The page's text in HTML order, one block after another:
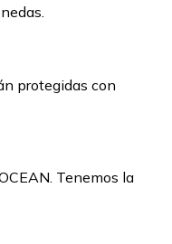
protegidas con
Tenemos la